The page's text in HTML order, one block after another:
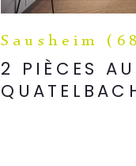
Sausheim
2 PIÈCES